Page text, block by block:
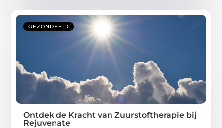
GEZONDHEID
Ontdek de Kracht van Zuurstoftherapie bij
Rejuvenate